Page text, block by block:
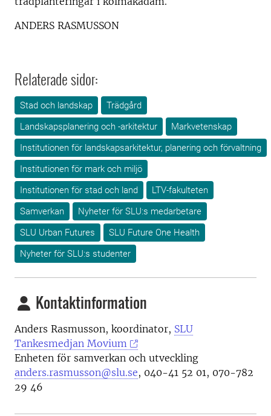
ANDERS RASMUSSON
Relaterade sidor:
Stad och landskap
Trädgård
Landskapsplanering och -arkitektur
Markvetenskap
Institutionen för landskapsarkitektur, planering och förvaltning
Institutionen för mark och miljö
Institutionen för stad och land
LTV-fakulteten
Samverkan
Nyheter för SLU:s medarbetare
SLU Urban Futures
SLU Future One Health
Nyheter för SLU:s studenter
Kontaktinformation
Anders Rasmusson, koordinator, SLU
Tankesmedjan Movium
Enheten för samverkan och utveckling
anders.rasmusson@slu.se, 040-41 52 01, 070-782
29 46